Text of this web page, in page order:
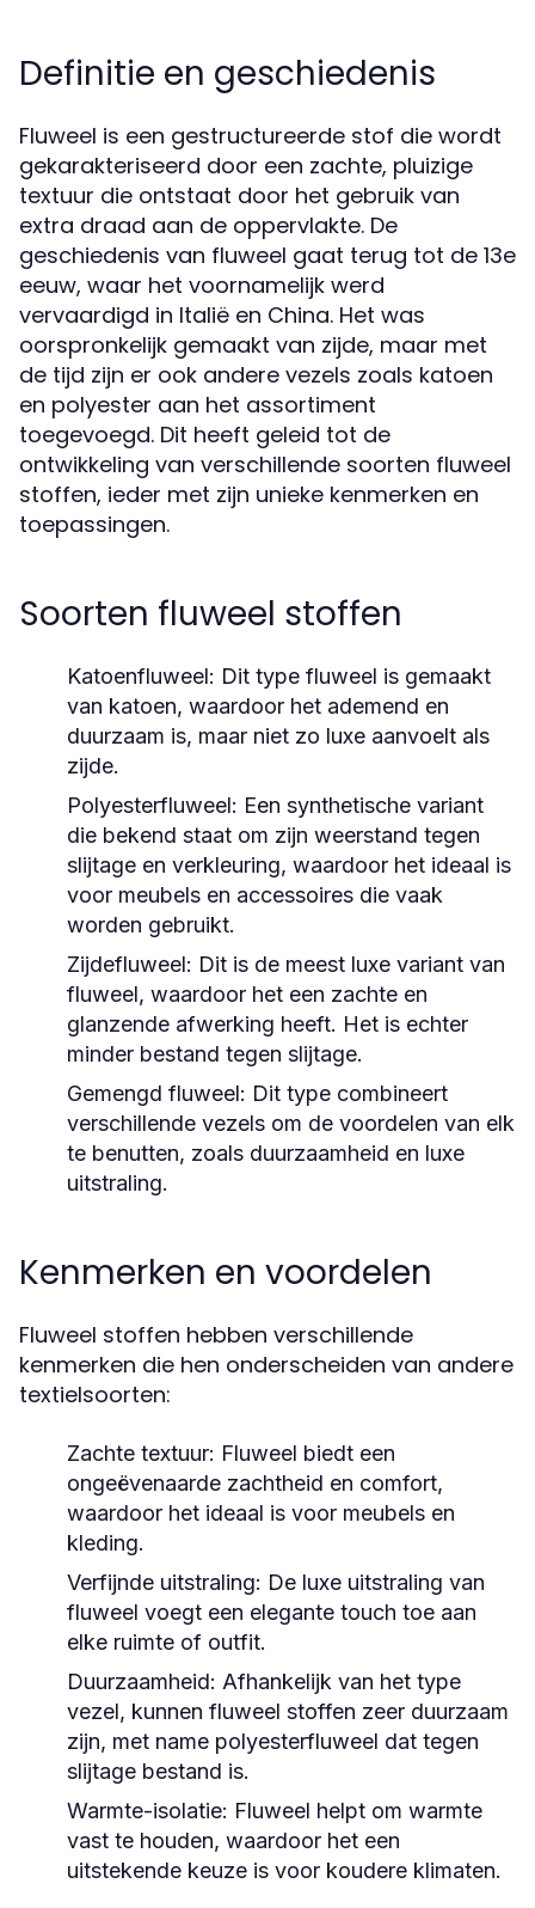
Definitie en geschiedenis
Fluweel is een gestructureerde stof die wordt
gekarakteriseerd door een zachte, pluizige
textuur die ontstaat door het gebruik van
extra draad aan de oppervlakte. De
geschiedenis van fluweel gaat terug tot de 13e
eeuw, waar het voornamelijk werd
vervaardigd in Italië en China. Het was
oorspronkelijk gemaakt van zijde, maar met
de tijd zijn er ook andere vezels zoals katoen
en polyester aan het assortiment
toegevoegd. Dit heeft geleid tot de
ontwikkeling van verschillende soorten fluweel
stoffen, ieder met zijn unieke kenmerken en
toepassingen.
Soorten fluweel stoffen
Katoenfluweel: Dit type fluweel is gemaakt
van katoen, waardoor het ademend en
duurzaam is, maar niet zo luxe aanvoelt als
zijde.
Polyesterfluweel: Een synthetische variant
die bekend staat om zijn weerstand tegen
slijtage en verkleuring, waardoor het ideaal is
voor meubels en accessoires die vaak
worden gebruikt.
Zijdefluweel: Dit is de meest luxe variant van
fluweel, waardoor het een zachte en
glanzende afwerking heeft. Het is echter
minder bestand tegen slijtage.
Gemengd fluweel: Dit type combineert
verschillende vezels om de voordelen van elk
te benutten, zoals duurzaamheid en luxe
uitstraling.
Kenmerken en voordelen
Fluweel stoffen hebben verschillende
kenmerken die hen onderscheiden van andere
textielsoorten:
Zachte textuur: Fluweel biedt een
ongeëvenaarde zachtheid en comfort,
waardoor het ideaal is voor meubels en
kleding.
Verfijnde uitstraling: De luxe uitstraling van
fluweel voegt een elegante touch toe aan
elke ruimte of outfit.
Duurzaamheid: Afhankelijk van het type
vezel, kunnen fluweel stoffen zeer duurzaam
zijn, met name polyesterfluweel dat tegen
slijtage bestand is.
Warmte-isolatie: Fluweel helpt om warmte
vast te houden, waardoor het een
uitstekende keuze is voor koudere klimaten.